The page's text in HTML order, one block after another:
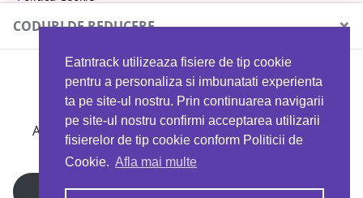
Eatntrack utilizeaza fisiere de tip cookie
pentru a personaliza si imbunatati experienta
ta pe site-ul nostru. Prin continuarea navigarii
pe site-ul nostru confirmi acceptarea utilizarii
fisierelor de tip cookie conform Politicii de
Cookie. Afla mai multe
Politica de confidențialitate
CODURI DE REDUCERE ×
MYPROTEIN
Ai 40%reducere la orice comandă folosind codul
EATTRACK
Profită acum